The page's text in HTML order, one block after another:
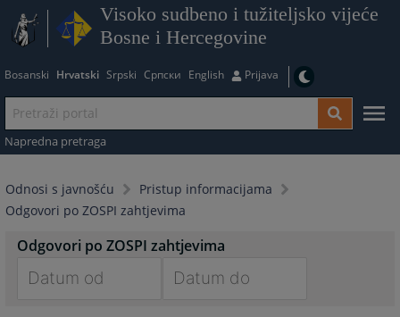
Visoko sudbeno i tužiteljsko vijeće
Bosne i Hercegovine
Bosanski Hrvatski Srpski Српски English Prijava
Napredna pretraga
Odnosi s javnošću
Pristup informacijama
Odgovori po ZOSPI zahtjevima
Odgovori po ZOSPI zahtjevima